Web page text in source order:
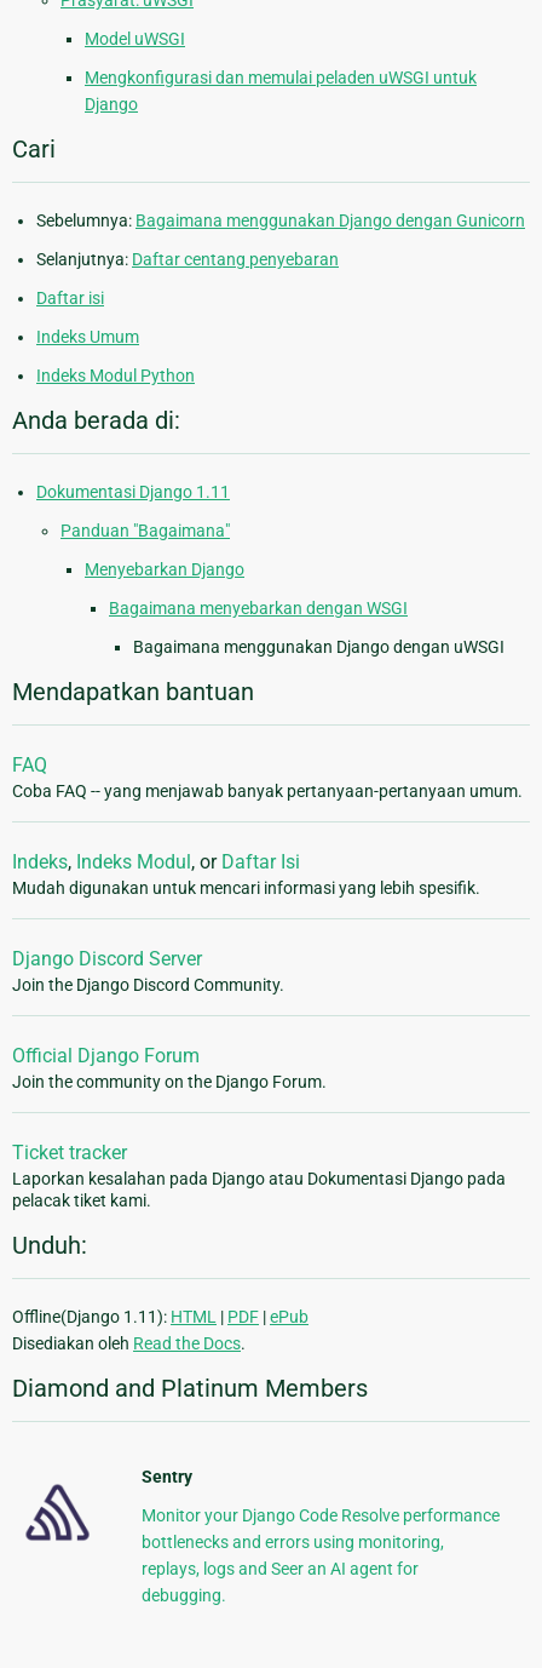
Model uWSGI
Mengkonfigurasi dan memulai peladen uWSGI untuk
Django
Cari
Sebelumnya: Bagaimana menggunakan Django dengan Gunicorn
Selanjutnya: Daftar centang penyebaran
Daftar isi
Indeks Umum
Indeks Modul Python
Anda berada di:
Dokumentasi Django 1.11
Panduan "Bagaimana"
Menyebarkan Django
Bagaimana menyebarkan dengan WSGI
Bagaimana menggunakan Django dengan uWSGI
Mendapatkan bantuan
FAQ
Coba FAQ -- yang menjawab banyak pertanyaan-pertanyaan umum.
Indeks, Indeks Modul, or Daftar Isi
Mudah digunakan untuk mencari informasi yang lebih spesifik.
Django Discord Server
Join the Django Discord Community.
Official Django Forum
Join the community on the Django Forum.
Ticket tracker
Laporkan kesalahan pada Django atau Dokumentasi Django pada
pelacak tiket kami.
Unduh:
Offline(Django 1.11): HTML | PDF |ePub
Disediakan oleh Read the Docs.
Diamond and Platinum Members
Sentry
Monitor your Django Code Resolve performance
bottlenecks and errors using monitoring,
replays, logs and Seer an AI agent for
debugging.